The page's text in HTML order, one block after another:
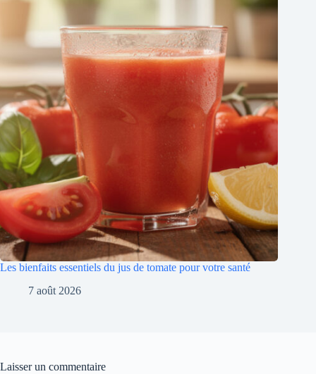
Les bienfaits essentiels du jus de tomate pour votre santé
7 août 2026
Laisser un commentaire